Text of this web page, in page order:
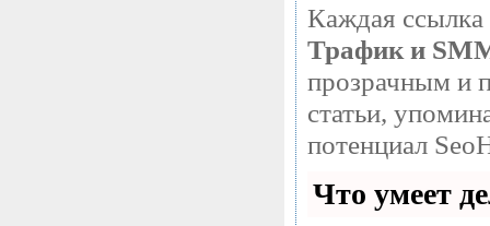
Каждая ссылка
Трафик и
прозрачным и
статьи,
потенциал
Что умеет